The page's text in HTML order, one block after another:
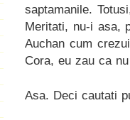
saptamanile.
Meritati, nu-i asa,
Auchan cum
Cora, eu zau ca
Asa. Deci cautati